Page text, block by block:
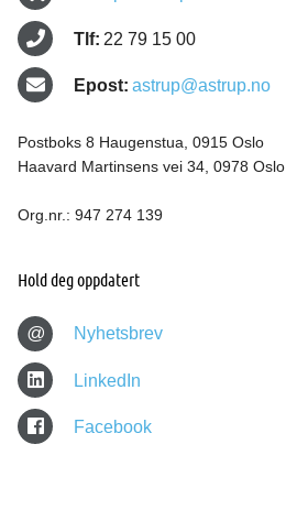
Tlf: 22 79 15 00
Epost: astrup@astrup.no
Postboks 8 Haugenstua, 0915 Oslo
Haavard Martinsens vei 34, 0978 Oslo
Org.nr.: 947 274 139
Hold deg oppdatert
@ Nyhetsbrev
LinkedIn
Facebook